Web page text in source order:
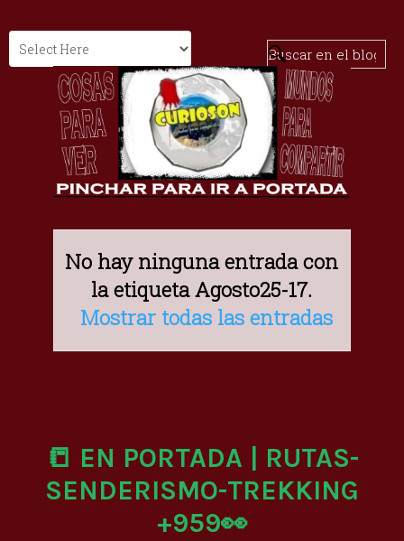
No hay ninguna entrada con
la etiquetaAgosto25-17.
Mostrar todas las entradas
📒 EN PORTADA | RUTAS-
SENDERISMO-TREKKING
+959👀